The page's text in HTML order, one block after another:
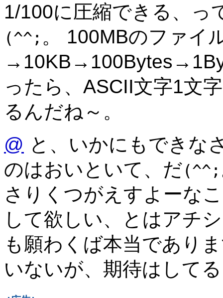
1/100に圧縮できる、っ
(^^; 。 100MBのファイ
ったら、ASCII文字1文
るんだね～。
@ と、いかにもできな
のはおいといて、だ(^^;
さりくつがえすよーな
して欲しい、とはアチ
も願わくば本当であり
いないが、期待はして